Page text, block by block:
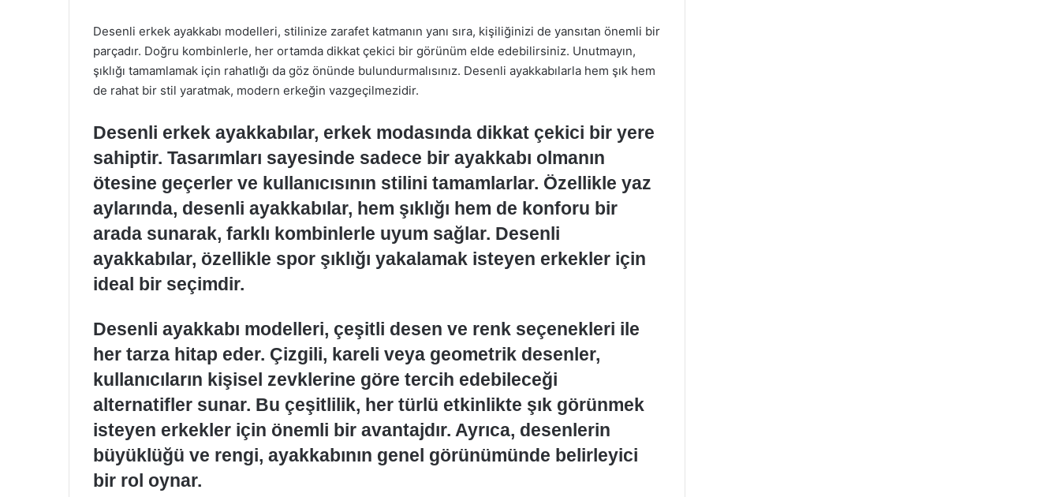
Desenli erkek ayakkabı modelleri, stilinize zarafet katmanın yanı sıra, kişiliğinizi de yansıtan önemli bir
parçadır. Doğru kombinlerle, her ortamda dikkat çekici bir görünüm elde edebilirsiniz. Unutmayın,
şıklığı tamamlamak için rahatlığı da göz önünde bulundurmalısınız. Desenli ayakkabılarla hem şık hem
de rahat bir stil yaratmak, modern erkeğin vazgeçilmezidir.
Desenli erkek ayakkabılar, erkek modasında dikkat çekici bir yere
sahiptir. Tasarımları sayesinde sadece bir ayakkabı olmanın
ötesine geçerler ve kullanıcısının stilini tamamlarlar. Özellikle yaz
aylarında, desenli ayakkabılar, hem şıklığı hem de konforu bir
arada sunarak, farklı kombinlerle uyum sağlar. Desenli
ayakkabılar, özellikle spor şıklığı yakalamak isteyen erkekler için
ideal bir seçimdir.
Desenli ayakkabı modelleri, çeşitli desen ve renk seçenekleri ile
her tarza hitap eder. Çizgili, kareli veya geometrik desenler,
kullanıcıların kişisel zevklerine göre tercih edebileceği
alternatifler sunar. Bu çeşitlilik, her türlü etkinlikte şık görünmek
isteyen erkekler için önemli bir avantajdır. Ayrıca, desenlerin
büyüklüğü ve rengi, ayakkabının genel görünümünde belirleyici
bir rol oynar.